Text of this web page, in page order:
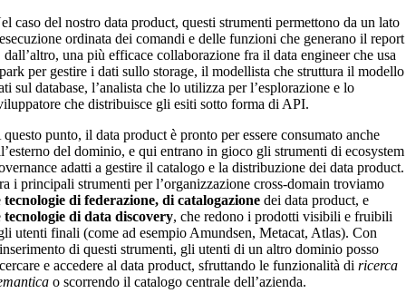
caso del nostro data product, questi strumenti permettono da un lato
ordinata dei comandi e delle funzioni che generano il report
dall’altro, una più efficace collaborazione fra il data engineer che usa
per gestire i dati sullo storage, il modellista che struttura il modello
sul database, l’analista che lo utilizza per l’esplorazione e lo
che distribuisce gli esiti sotto forma di API.
questo punto, il data product è pronto per essere consumato anche
del dominio, e qui entrano in gioco gli strumenti di ecosystem
adatti a gestire il catalogo e la distribuzione dei data product.
i principali strumenti per l’organizzazione cross-domain troviamo
tecnologie di federazione, di catalogazione dei data product, e
tecnologie di data discovery, che redono i prodotti visibili e fruibili
utenti finali (come ad esempio Amundsen, Metacat, Atlas). Con
di questi strumenti, gli utenti di un altro dominio posso
e accedere al data product, sfruttando le funzionalità diricerca
o scorrendo il catalogo centrale dell’azienda.